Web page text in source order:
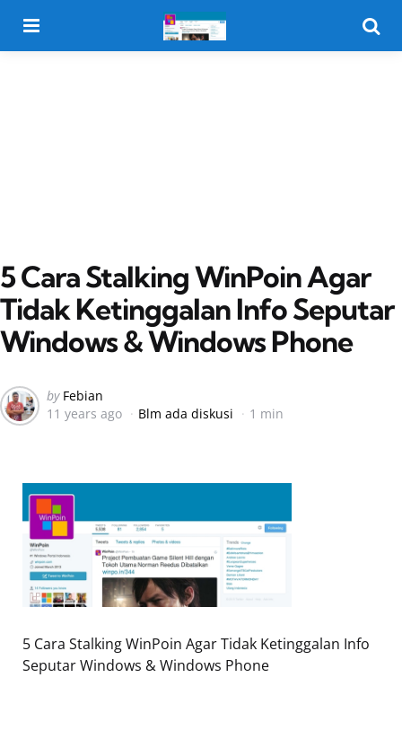
5 Cara Stalking WinPoin Agar
Tidak Ketinggalan Info Seputar
Windows & Windows Phone
Posted
by
by Febian
11 years ago
Blm ada diskusi 1 min
5 Cara Stalking WinPoin Agar Tidak Ketinggalan Info
Seputar Windows & Windows Phone